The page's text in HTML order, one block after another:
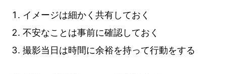
イメージは細かく共有しておく
不安なことは事前に確認しておく
撮影当日は時間に余裕を持って行動をする